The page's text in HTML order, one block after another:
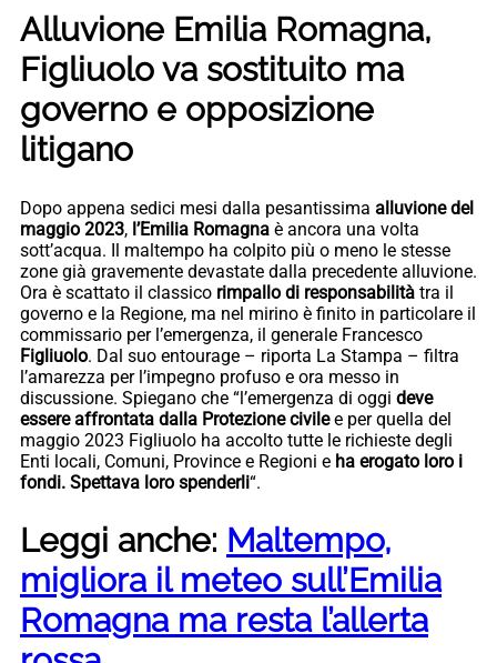
Alluvione Emilia Romagna,
Figliuolo va sostituito ma
governo e opposizione
litigano
Dopo appena sedici mesi dalla pesantissima alluvione del
maggio 2023, l’Emilia Romagna è ancora una volta
sott’acqua. Il maltempo ha colpito più o meno le stesse
zone già gravemente devastate dalla precedente alluvione.
Ora è scattato il classico rimpallo di responsabilità tra il
governo e la Regione, ma nel mirino è finito in particolare il
commissario per l’emergenza, il generale Francesco
Figliuolo. Dal suo entourage – riporta La Stampa – filtra
l’amarezza per l’impegno profuso e ora messo in
discussione. Spiegano che “l’emergenza di oggi deve
essere affrontata dalla Protezione civilee per quella del
maggio 2023 Figliuolo ha accolto tutte le richieste degli
Enti locali, Comuni, Province e Regioni e ha erogato loro i
fondi. Spettava loro spenderli“.
Leggi anche: Maltempo,
migliora il meteo sull’Emilia
Romagna ma resta l’allerta